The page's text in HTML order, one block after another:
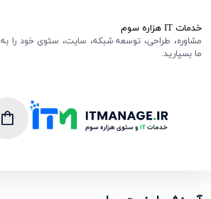
خدمات IT هزاره سوم
مشاوره، طراحی، توسعه شبکه، سایت، سئوی خود را به
ما بسپارید.